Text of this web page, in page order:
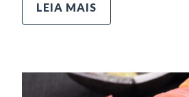
LEIA MAIS